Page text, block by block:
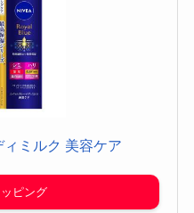
ミルク 美容ケア
ピング